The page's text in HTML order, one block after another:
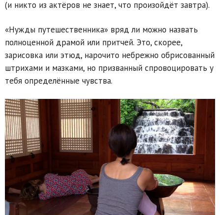
(и никто из актёров не знает, что произойдёт завтра).
«Нужды путешественника» вряд ли можно назвать
полноценной драмой или притчей. Это, скорее,
зарисовка или этюд, нарочито небрежно обрисованный
штрихами и мазками, но призванный спровоцировать у
тебя определённые чувства.